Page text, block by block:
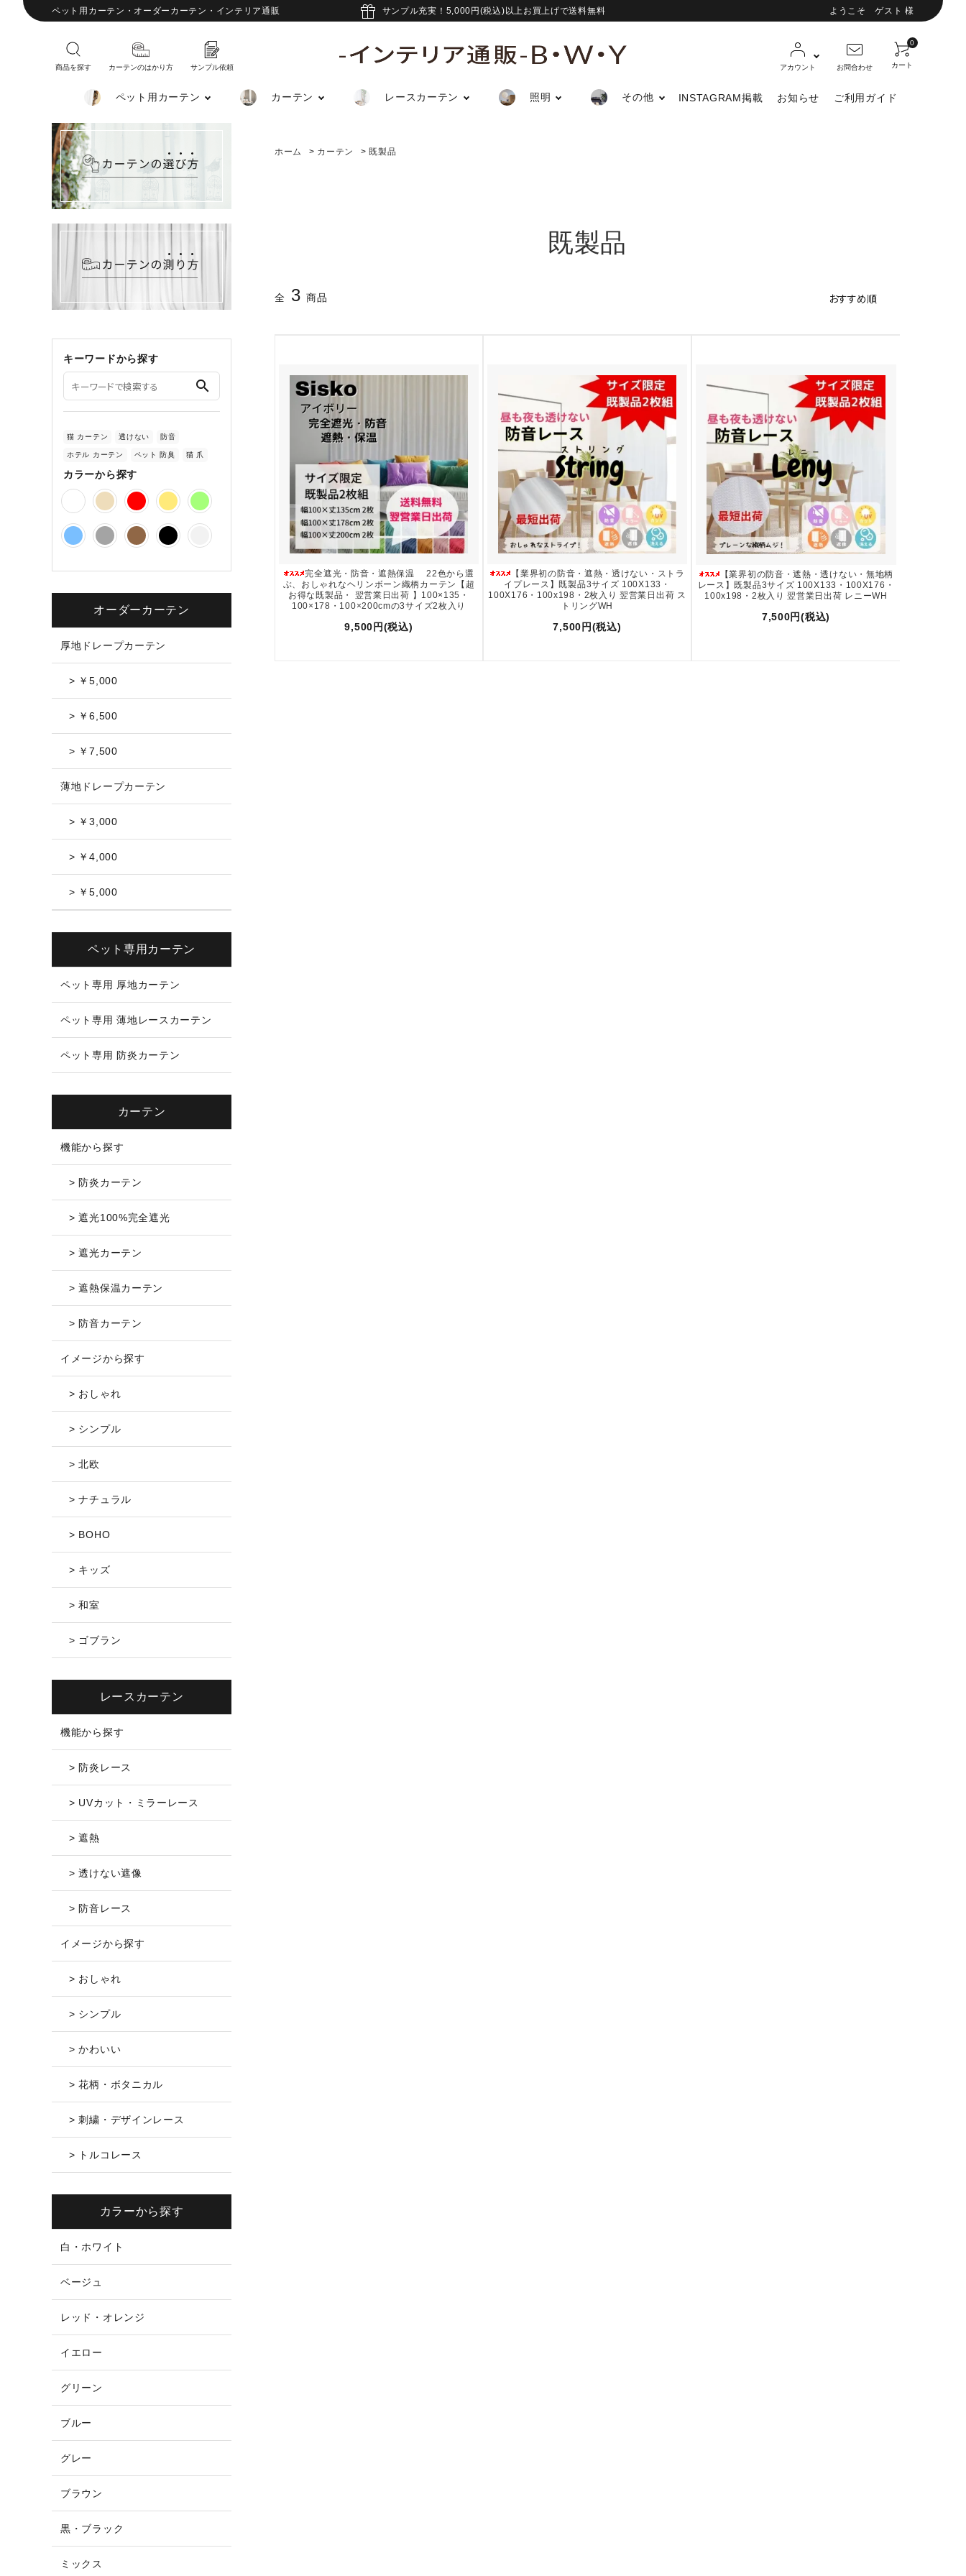
ペット用カーテン・オーダーカーテン・インテリア通販 サンプル充実！5,000円(税込)以上お買上げで送料無料 ようこそ ゲスト 様
商品を探す カーテンのはかり方 サンプル依頼 アカウント お問合わせ
0
カート
ペット用カーテン カーテン レースカーテン 照明 その他 INSTAGRAM掲載 お知らせ ご利用ガイド
ホーム > カーテン > 既製品
既製品
全 3 商品
完全遮光・防音・遮熱保温 22色から選
ぶ、おしゃれなヘリンボーン織柄カーテン【超
お得な既製品・ 翌営業日出荷 】100×135・
100×178・100×200cmの3サイズ2枚入り
9,500円(税込)
【業界初の防音・遮熱・透けない・ストラ
イプレース】既製品3サイズ 100X133・
100X176・100x198・2枚入り 翌営業日出荷 ス
トリングWH
7,500円(税込)
【業界初の防音・遮熱・透けない・無地柄
レース】既製品3サイズ 100X133・100X176・
100x198・2枚入り 翌営業日出荷 レニーWH
7,500円(税込)
キーワードから探す
search
猫 カーテン 透けない 防音
ホテル カーテン ペット 防臭 猫 爪
カラーから探す
オーダーカーテン
厚地ドレープカーテン
> ￥5,000
> ￥6,500
> ￥7,500
薄地ドレープカーテン
> ￥3,000
> ￥4,000
> ￥5,000
ペット専用カーテン
ペット専用 厚地カーテン
ペット専用 薄地レースカーテン
ペット専用 防炎カーテン
カーテン
機能から探す
> 防炎カーテン
> 遮光100%完全遮光
> 遮光カーテン
> 遮熱保温カーテン
> 防音カーテン
イメージから探す
> おしゃれ
> シンプル
> 北欧
> ナチュラル
> BOHO
> キッズ
> 和室
> ゴブラン
レースカーテン
機能から探す
> 防炎レース
> UVカット・ミラーレース
> 遮熱
> 透けない遮像
> 防音レース
イメージから探す
> おしゃれ
> シンプル
> かわいい
> 花柄・ボタニカル
> 刺繍・デザインレース
> トルコレース
カラーから探す
白・ホワイト
ベージュ
レッド・オレンジ
イエロー
グリーン
ブルー
グレー
ブラウン
黒・ブラック
ミックス